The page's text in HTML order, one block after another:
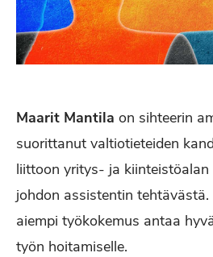
Maarit Mantila on sihteerin
suorittanut valtiotieteiden
liittoon yritys- ja kiinteistöalan
johdon assistentin
aiempi työkokemus antaa
työn hoitamiselle.